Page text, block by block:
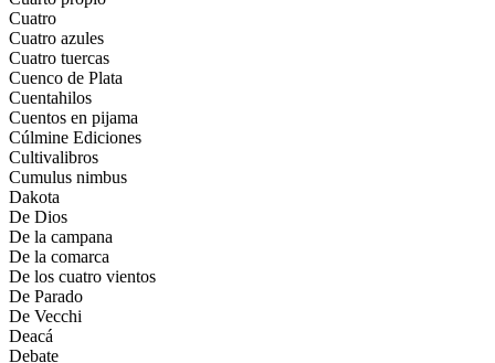
Cuatro
Cuatro azules
Cuatro tuercas
Cuenco de Plata
Cuentahilos
Cuentos en pijama
Cúlmine Ediciones
Cultivalibros
Cumulus nimbus
Dakota
De Dios
De la campana
De la comarca
De los cuatro vientos
De Parado
De Vecchi
Deacá
Debate